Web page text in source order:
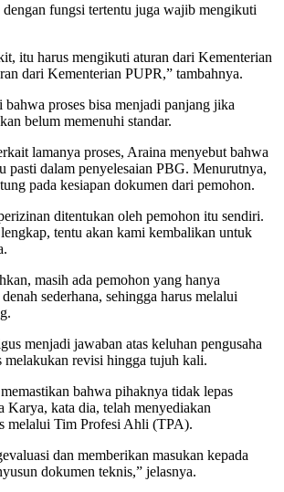
dengan fungsi tertentu juga wajib mengikuti
itu harus mengikuti aturan dari Kementerian
dari Kementerian PUPR,” tambahnya.
proses bisa menjadi panjang jika
belum memenuhi standar.
lamanya proses, Araina menyebut bahwa
pasti dalam penyelesaian PBG. Menurutnya,
pada kesiapan dokumen dari pemohon.
ditentukan oleh pemohon itu sendiri.
tentu akan kami kembalikan untuk
masih ada pemohon yang hanya
sederhana, sehingga harus melalui
menjadi jawaban atas keluhan pengusaha
melakukan revisi hingga tujuh kali.
bahwa pihaknya tidak lepas
Karya, kata dia, telah menyediakan
melalui Tim Profesi Ahli (TPA).
dan memberikan masukan kepada
dokumen teknis,” jelasnya.